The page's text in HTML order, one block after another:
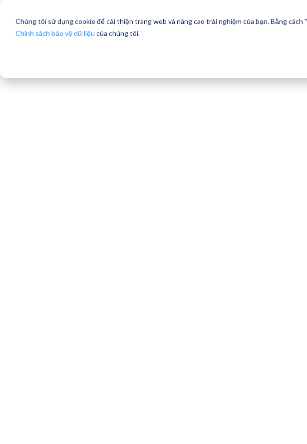
Chúng tôi sử dụng cookie để cải thiện trang web và nâng cao trải nghiệm của bạn. Bằng cách "
Chính sách bảo vệ dữ liệu của chúng tôi.